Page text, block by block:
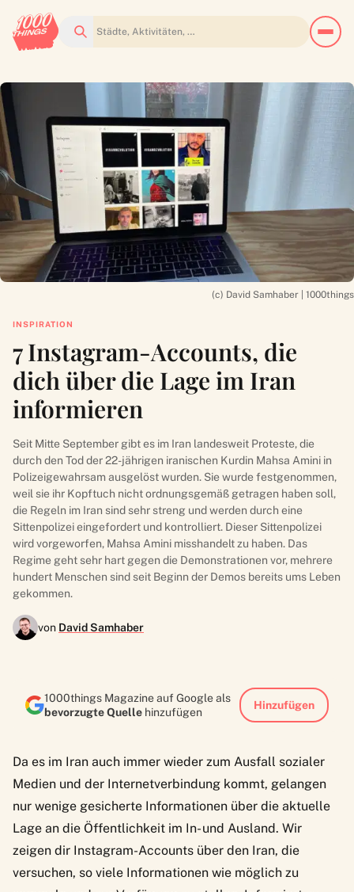
Suchen
(c) David Samhaber | 1000things
INSPIRATION
7 Instagram-Accounts, die
dich über die Lage im Iran
informieren
Seit Mitte September gibt es im Iran landesweit Proteste, die
durch den Tod der 22-jährigen iranischen Kurdin Mahsa Amini in
Polizeigewahrsam ausgelöst wurden. Sie wurde festgenommen,
weil sie ihr Kopftuch nicht ordnungsgemäß getragen haben soll,
die Regeln im Iran sind sehr streng und werden durch eine
Sittenpolizei eingefordert und kontrolliert. Dieser Sittenpolizei
wird vorgeworfen, Mahsa Amini misshandelt zu haben. Das
Regime geht sehr hart gegen die Demonstrationen vor, mehrere
hundert Menschen sind seit Beginn der Demos bereits ums Leben
gekommen.
von David Samhaber
1000things Magazine auf Google als
bevorzugte Quelle hinzufügen
Hinzufügen
Da es im Iran auch immer wieder zum Ausfall sozialer
Medien und der Internetverbindung kommt, gelangen
nur wenige gesicherte Informationen über die aktuelle
Lage an die Öffentlichkeit im In- und Ausland. Wir
zeigen dir Instagram-Accounts über den Iran, die
versuchen, so viele Informationen wie möglich zu